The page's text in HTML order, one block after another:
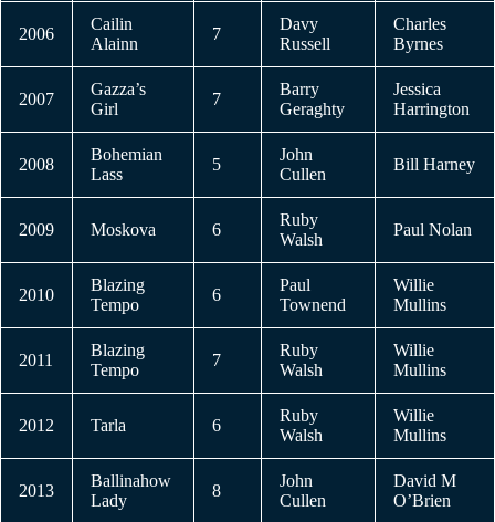
2006
Cailin
Alainn
7
Davy
Russell
Charles
Byrnes
2007
Gazza’s
Girl
7
Barry
Geraghty
Jessica
Harrington
2008
Bohemian
Lass
5
John
Cullen
Bill Harney
2009 Moskova 6
Ruby
Walsh
Paul Nolan
2010
Blazing
Tempo
6
Paul
Townend
Willie
Mullins
2011
Blazing
Tempo
7
Ruby
Walsh
Willie
Mullins
2012 Tarla 6
Ruby
Walsh
Willie
Mullins
2013
Ballinahow
Lady
8
John
Cullen
David M
O’Brien